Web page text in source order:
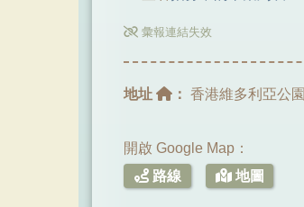
彙報連結失效
地址 ： 香港維多利亞公園
開啟 Google Map：
路線
地圖